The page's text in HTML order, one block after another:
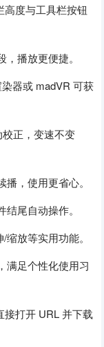
度与工具栏按钮
播放更便捷。
器或 madVR 可获
正，变速不变
，使用更省心。
尾自动操作。
放等实用功能。
满足个性化使用习
接打开 URL 并下载